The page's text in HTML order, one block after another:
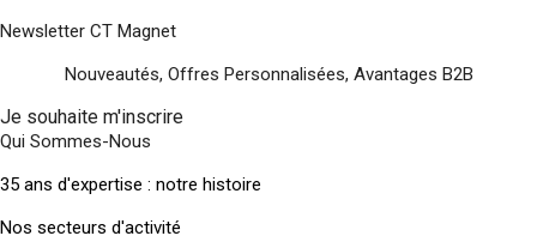
Newsletter CT Magnet
Nouveautés, Offres Personnalisées, Avantages B2B
Je souhaite m'inscrire
Qui Sommes-Nous
35 ans d'expertise : notre histoire
Nos secteurs d'activité